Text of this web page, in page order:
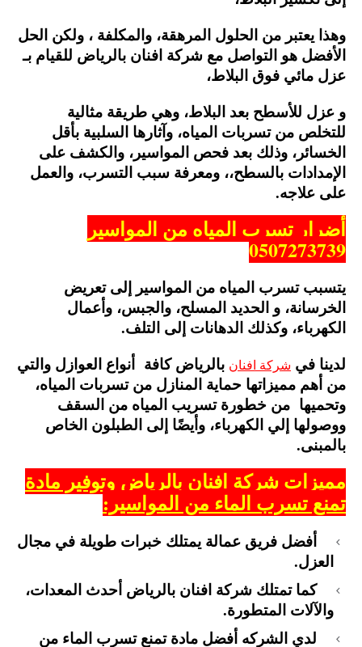
وهذا يعتبر من الحلول المرهقة، والمكلفة ، ولكن الحل
الأفضل هو التواصل مع شركة افنان بالرياض للقيام بـ
عزل مائي فوق البلاط،
و عزل للأسطح بعد البلاط، وهي طريقة مثالية
للتخلص من تسربات المياه، وآثارها السلبية بأقل
الخسائر، وذلك بعد فحص المواسير، والكشف على
الإمدادات بالسطح،، ومعرفة سبب التسرب، والعمل
على علاجه.
أضرار تسرب المياه من المواسير
0507273739
يتسبب تسرب المياه من المواسير إلى تعريض
الخرسانة، و الحديد المسلح، والجبس، وأعمال
الكهرباء، وكذلك الدهانات إلى التلف.
لدينا في شركة افنان بالرياض كافة أنواع العوازل والتي
من أهم مميزاتها حماية المنازل من تسربات المياه،
وتحميها من خطورة تسريب المياه من السقف
ووصولها إلي الكهرباء، وأيضًا إلى الطبلون الخاص
بالمبنى.
مميزات شركة افنان بالرياض وتوفير مادة
تمنع تسرب الماء من المواسير:
أفضل فريق عمالة يمتلك خبرات طويلة في مجال
العزل.
كما تمتلك شركة افنان بالرياض أحدث المعدات،
والآلات المتطورة.
لدي الشركه أفضل مادة تمنع تسرب الماء من